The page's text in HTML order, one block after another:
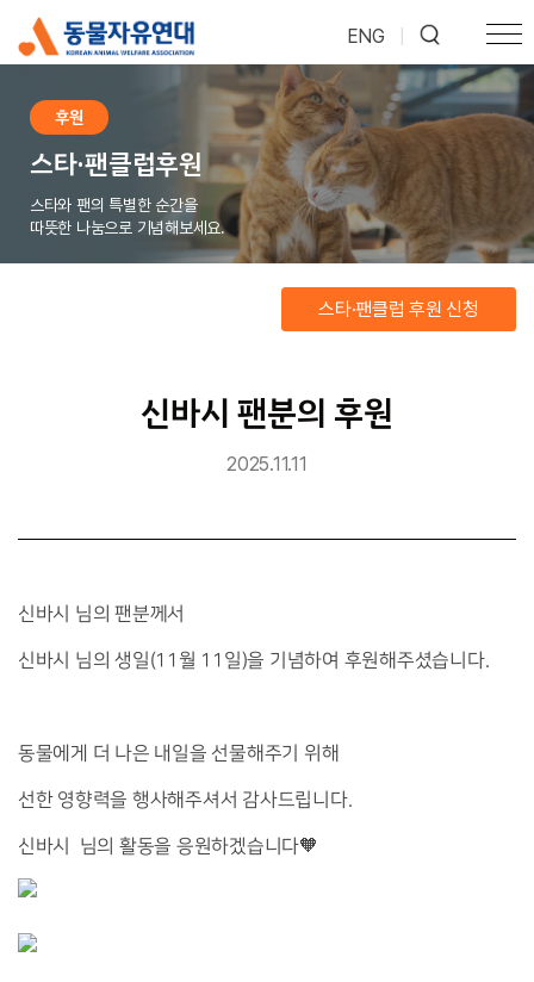
ENG
후원
스타·팬클럽후원
스타와 팬의 특별한 순간을
따뜻한 나눔으로 기념해보세요.
스타·팬클럽 후원 신청
신바시 팬분의 후원
2025.11.11
신바시 님의 팬분께서
신바시 님의 생일(11월 11일)을 기념하여 후원해주셨습니다.
동물에게 더 나은 내일을 선물해주기 위해
선한 영향력을 행사해주셔서 감사드립니다.
신바시 님의 활동을 응원하겠습니다🧡